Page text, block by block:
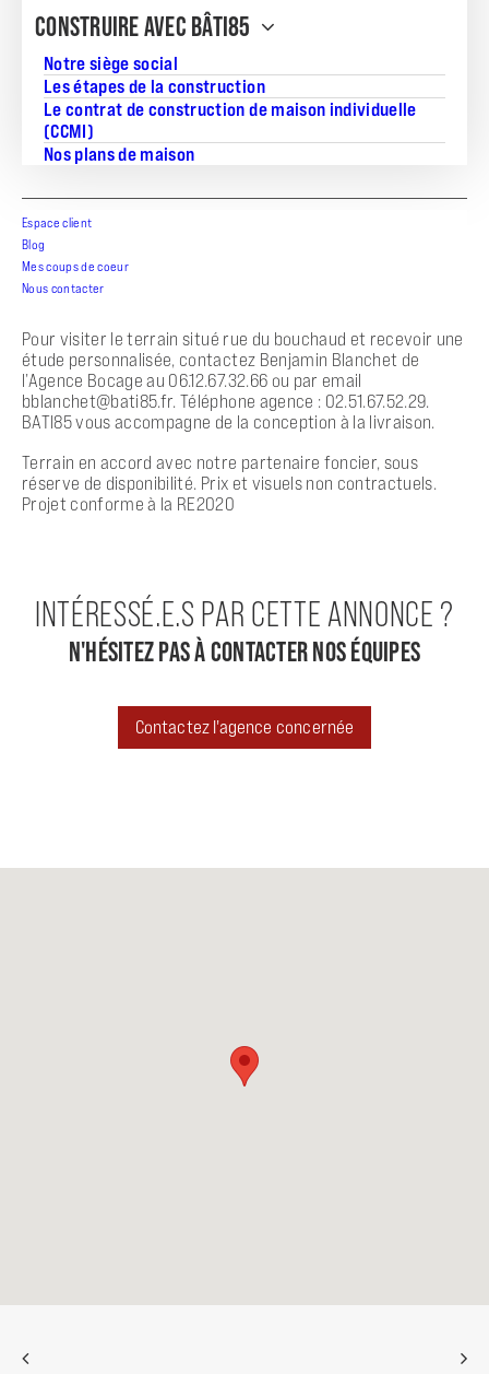
CONSTRUIRE AVEC BÂTI85
Notre siège social
Les étapes de la construction
Le contrat de construction de maison individuelle
(CCMI)
Nos plans de maison
Espace client
Blog
Mes coups de coeur
Nous contacter
• Surface habitable : 85 m²
• Nombre de pièces : 5
• Pièce de vie : 46 m²
• Garage : Oui
• Livraison : maison clé en main hors peinture et cuisine
• Prix terrain + maison : 179143€
Saint-Prouant bénéficie d’un environnement calme et
proche commodités. Proche écoles, commerces, gare,
transports en commun et espaces verts, ce projet vous
place à proximité des services essentiels tout en profitant
d’un cadre paisible.
Pour visiter le terrain situé rue du bouchaud et recevoir une
étude personnalisée, contactez Benjamin Blanchet de
l’Agence Bocage au 06.12.67.32.66 ou par email
bblanchet@bati85.fr. Téléphone agence : 02.51.67.52.29.
BATI85 vous accompagne de la conception à la livraison.
Terrain en accord avec notre partenaire foncier, sous
réserve de disponibilité. Prix et visuels non contractuels.
Projet conforme à la RE2020
N'HÉSITEZ PAS À CONTACTER NOS ÉQUIPES
INTÉRESSÉ.E.S PAR CETTE ANNONCE ?
Contactez l'agence concernée